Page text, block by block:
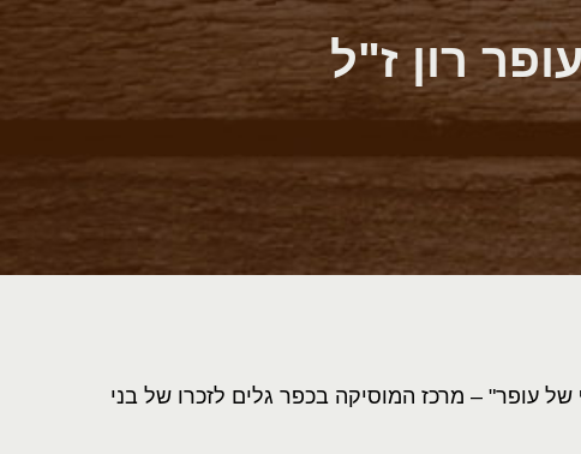
רון ז"ל
עופר" – מרכז המוסיקה בכפר גלים לזכרו של בני